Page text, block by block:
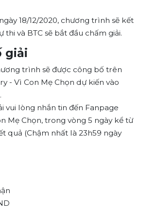
18/12/2020, chương trình sẽ kết
thi và BTC sẽ bắt đầu chấm giải.
giải
trình sẽ được công bố trên
- Vì Con Mẹ Chọn dự kiến vào
vui lòng nhắn tin đến Fanpage
Mẹ Chọn, trong vòng 5 ngày kể từ
quả (Chậm nhất là 23h59 ngày